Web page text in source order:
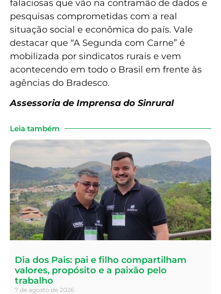
falaciosas que vão na contramão de dados e
pesquisas comprometidas com a real
situação social e econômica do país. Vale
destacar que “A Segunda com Carne” é
mobilizada por sindicatos rurais e vem
acontecendo em todo o Brasil em frente às
agências do Bradesco.
Assessoria de Imprensa do Sinrural
Leia também
Dia dos Pais: pai e filho compartilham
valores, propósito e a paixão pelo
trabalho
7 de agosto de 2026